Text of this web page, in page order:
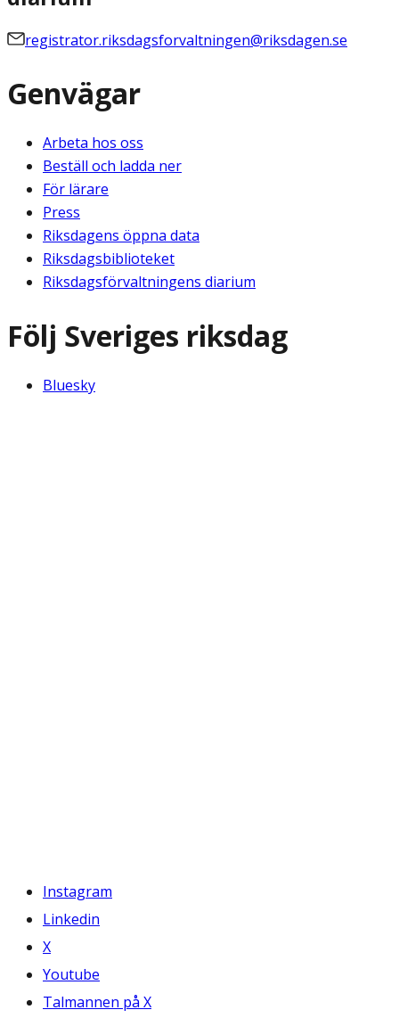
registrator.riksdagsforvaltningen@riksdagen.se
Genvägar
Arbeta hos oss
Beställ och ladda ner
För lärare
Press
Riksdagens öppna data
Riksdagsbiblioteket
Riksdagsförvaltningens diarium
Följ Sveriges riksdag
Bluesky
Instagram
Linkedin
X
Youtube
Talmannen på X